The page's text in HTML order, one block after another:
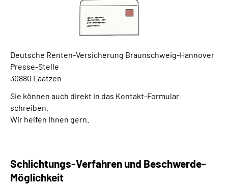
Deutsche Renten-Versicherung Braunschweig-Hannover
Presse-Stelle
30880 Laatzen
Sie können auch direkt in das Kontakt-Formular
schreiben.
Wir helfen Ihnen gern.
Schlichtungs-Verfahren und Beschwerde-
Möglichkeit